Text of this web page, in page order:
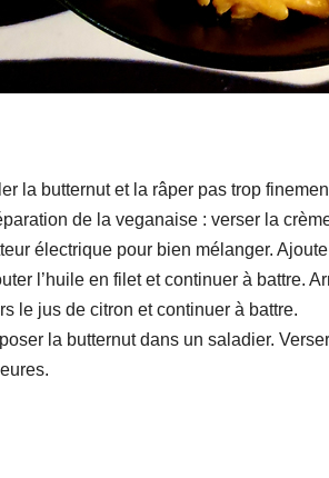
la butternut et la râper pas trop
de la veganaise : verser la
électrique pour bien mélanger.
l’huile en filet et continuer à battre.
le jus de citron et continuer à battre.
la butternut dans un saladier.